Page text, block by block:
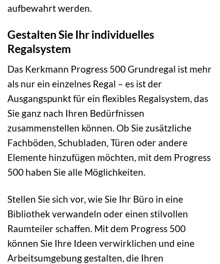
aufbewahrt werden.
Gestalten Sie Ihr individuelles
Regalsystem
Das Kerkmann Progress 500 Grundregal ist mehr
als nur ein einzelnes Regal – es ist der
Ausgangspunkt für ein flexibles Regalsystem, das
Sie ganz nach Ihren Bedürfnissen
zusammenstellen können. Ob Sie zusätzliche
Fachböden, Schubladen, Türen oder andere
Elemente hinzufügen möchten, mit dem Progress
500 haben Sie alle Möglichkeiten.
Stellen Sie sich vor, wie Sie Ihr Büro in eine
Bibliothek verwandeln oder einen stilvollen
Raumteiler schaffen. Mit dem Progress 500
können Sie Ihre Ideen verwirklichen und eine
Arbeitsumgebung gestalten, die Ihren